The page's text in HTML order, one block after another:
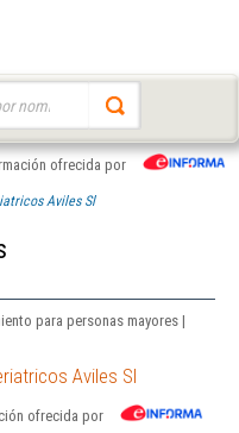
ofrecida por
Aviles Sl
para personas mayores |
Aviles Sl
ofrecida por